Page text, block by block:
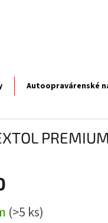
Autoopravárenské
PREMIUM
(>5 ks)